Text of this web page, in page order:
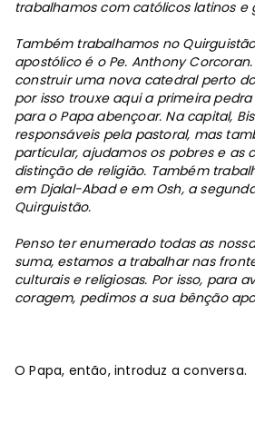
trabalhamos com católicos latinos e
Também trabalhamos no
apostólico é o Pe. Anthony
construir uma nova catedral perto
por isso trouxe aqui a primeira
para o Papa abençoar. Na capital,
responsáveis pela pastoral, mas
particular, ajudamos os pobres e as
distinção de religião. Também
em Djalal-Abad e em Osh, a
Quirguistão.
Penso ter enumerado todas as
suma, estamos a trabalhar nas
culturais e religiosas. Por isso, para
coragem, pedimos a sua bênção
O Papa, então, introduz a conversa.